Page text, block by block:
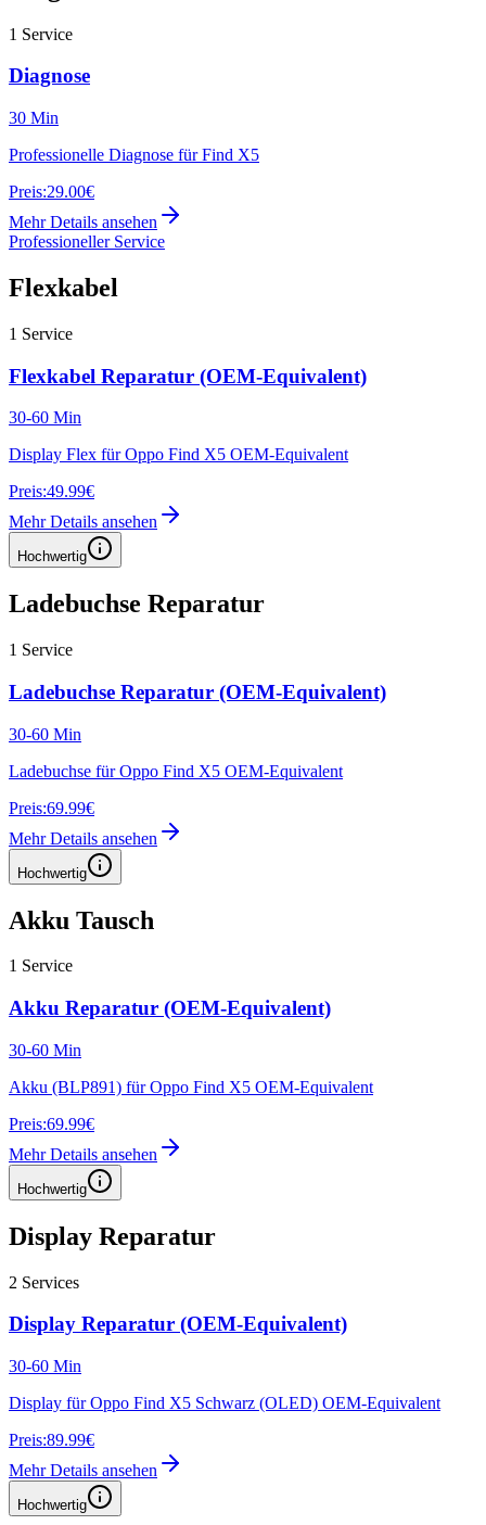
1 Service
Diagnose
30 Min
Professionelle Diagnose für Find X5
Preis:29.00€
Mehr Details ansehen
Professioneller Service
Flexkabel
1 Service
Flexkabel Reparatur (OEM-Equivalent)
30-60 Min
Display Flex für Oppo Find X5 OEM-Equivalent
Preis:49.99€
Mehr Details ansehen
Hochwertig
Ladebuchse Reparatur
1 Service
Ladebuchse Reparatur (OEM-Equivalent)
30-60 Min
Ladebuchse für Oppo Find X5 OEM-Equivalent
Preis:69.99€
Mehr Details ansehen
Hochwertig
Akku Tausch
1 Service
Akku Reparatur (OEM-Equivalent)
30-60 Min
Akku (BLP891) für Oppo Find X5 OEM-Equivalent
Preis:69.99€
Mehr Details ansehen
Hochwertig
Display Reparatur
2 Services
Display Reparatur (OEM-Equivalent)
30-60 Min
Display für Oppo Find X5 Schwarz (OLED) OEM-Equivalent
Preis:89.99€
Mehr Details ansehen
Hochwertig